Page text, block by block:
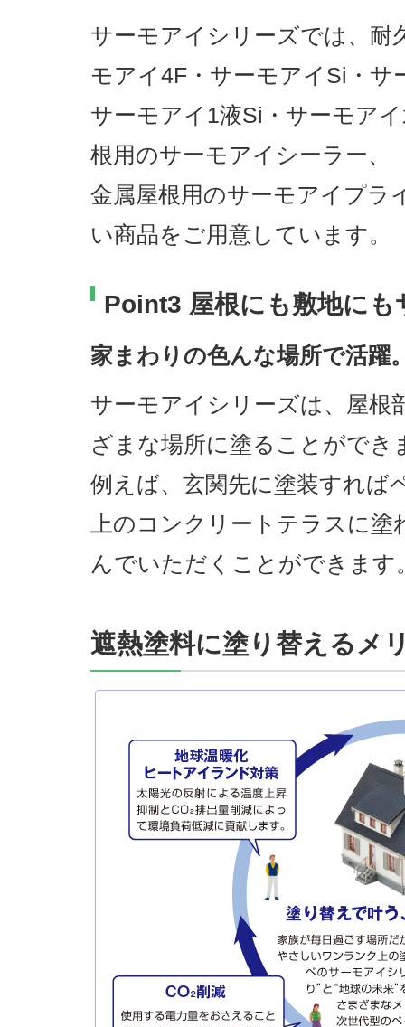
サーモアイシリーズでは、耐
モアイ4F・サーモアイSi・サ
サーモアイ1液Si・サーモア
根用のサーモアイシーラー、
金属屋根用のサーモアイプラ
い商品をご用意しています。
Point3 屋根にも敷地にも
家まわりの色んな場所で活躍
サーモアイシリーズは、屋根
ざまな場所に塗ることができ
例えば、玄関先に塗装すれば
上のコンクリートテラスに
んでいただくことができます
遮熱塗料に塗り替えるメ